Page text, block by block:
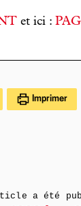
et ici :
Imprimer
a été